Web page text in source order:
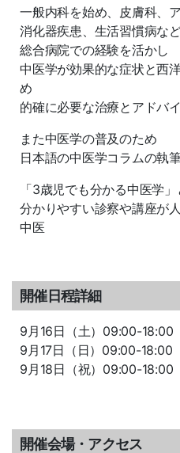
一般内科を始め、皮膚科、
消化器疾患、生活習慣病な
総合病院での経験を活かし
中医学が効果的な症状と西
め
的確に必要な治療とアドバ
また中医学の普及のため
日本語の中医学コラムの執
「3歳児でも分かる中医学
分かりやすい診察や講座が
中医
開催日程詳細
9月16日（土）09:00-18:00
9月17日（日）09:00-18:00
9月18日（祝）09:00-18:00
開催会場・アクセス